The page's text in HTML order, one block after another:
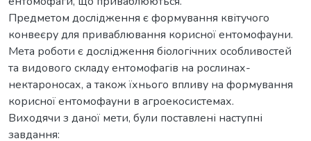
Предметом дослідження є формування квітучого
конвеєру для приваблювання корисної ентомофауни.
Мета роботи є дослідження біологічних особливостей
та видового складу ентомофагів на рослинах-
нектароносах, а також їхнього впливу на формування
корисної ентомофауни в агроекосистемах.
Виходячи з даної мети, були поставлені наступні
завдання: